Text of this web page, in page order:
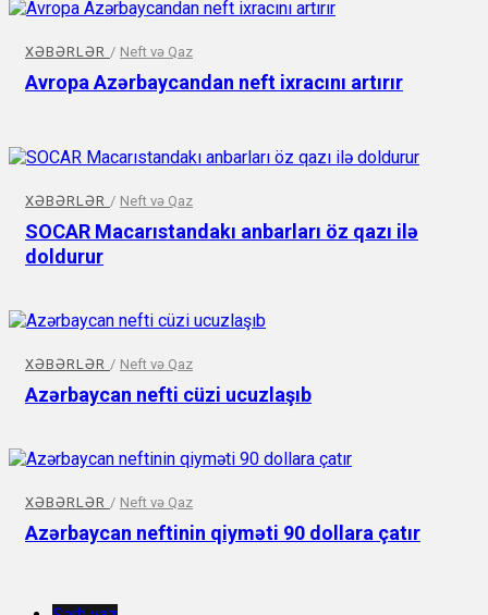
XƏBƏRLƏR / Neft və Qaz
Avropa Azərbaycandan neft ixracını artırır
XƏBƏRLƏR / Neft və Qaz
SOCAR Macarıstandakı anbarları öz qazı ilə
doldurur
XƏBƏRLƏR / Neft və Qaz
Azərbaycan nefti cüzi ucuzlaşıb
XƏBƏRLƏR / Neft və Qaz
Azərbaycan neftinin qiyməti 90 dollara çatır